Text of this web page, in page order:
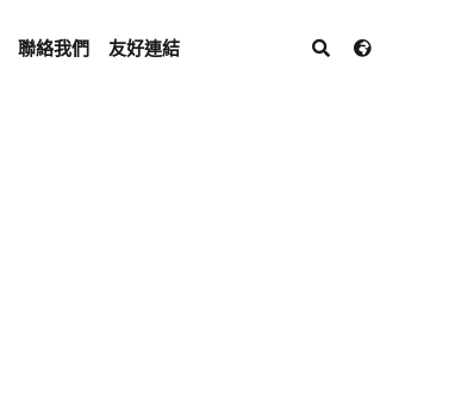
聯絡我們 友好連結